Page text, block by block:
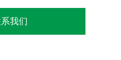
我们